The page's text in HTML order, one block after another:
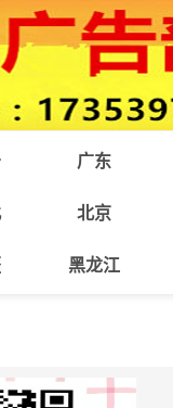
广东
北京
黑龙江